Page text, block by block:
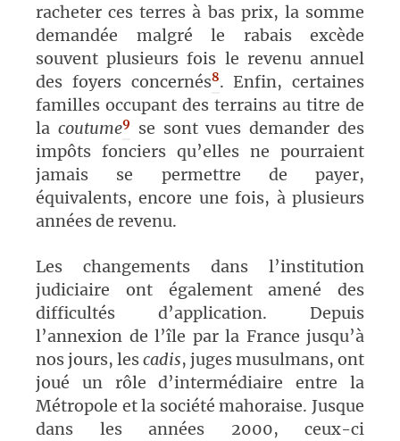
racheter ces terres à bas prix, la somme
demandée malgré le rabais excède
souvent plusieurs fois le revenu annuel
des foyers concernés8. Enfin, certaines
familles occupant des terrains au titre de
la coutume9
se sont vues demander des
impôts fonciers qu’elles ne pourraient
jamais se permettre de payer,
équivalents, encore une fois, à plusieurs
années de revenu.
Les changements dans l’institution
judiciaire ont également amené des
difficultés d’application. Depuis
l’annexion de l’île par la France jusqu’à
nos jours, lescadis, juges musulmans, ont
joué un rôle d’intermédiaire entre la
Métropole et la société mahoraise. Jusque
dans les années 2000, ceux-ci